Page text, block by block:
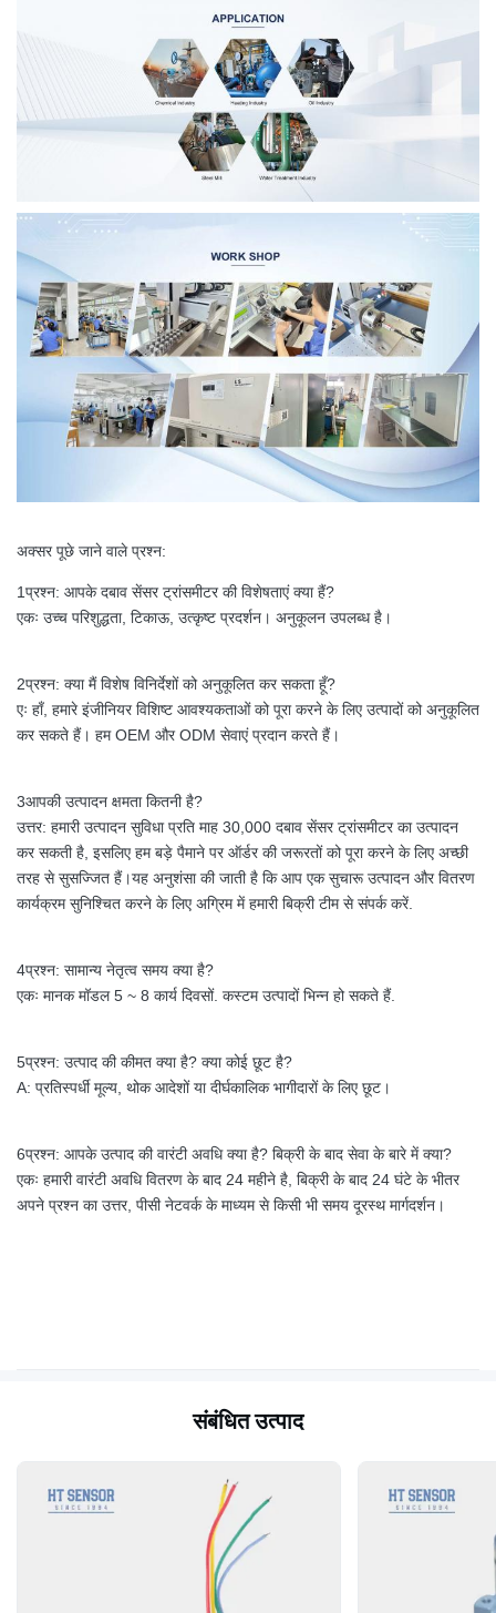
अक्सर पूछे जाने वाले प्रश्न:
1प्रश्न: आपके दबाव सेंसर ट्रांसमीटर की विशेषताएं क्या हैं?
एकः उच्च परिशुद्धता, टिकाऊ, उत्कृष्ट प्रदर्शन। अनुकूलन उपलब्ध है।
2प्रश्न: क्या मैं विशेष विनिर्देशों को अनुकूलित कर सकता हूँ?
एः हाँ, हमारे इंजीनियर विशिष्ट आवश्यकताओं को पूरा करने के लिए उत्पादों को अनुकूलित
कर सकते हैं। हम OEM और ODM सेवाएं प्रदान करते हैं।
3आपकी उत्पादन क्षमता कितनी है?
उत्तर: हमारी उत्पादन सुविधा प्रति माह 30,000 दबाव सेंसर ट्रांसमीटर का उत्पादन
कर सकती है, इसलिए हम बड़े पैमाने पर ऑर्डर की जरूरतों को पूरा करने के लिए अच्छी
तरह से सुसज्जित हैं।यह अनुशंसा की जाती है कि आप एक सुचारू उत्पादन और वितरण
कार्यक्रम सुनिश्चित करने के लिए अग्रिम में हमारी बिक्री टीम से संपर्क करें.
4प्रश्न: सामान्य नेतृत्व समय क्या है?
एकः मानक मॉडल 5 ~ 8 कार्य दिवसों. कस्टम उत्पादों भिन्न हो सकते हैं.
5प्रश्न: उत्पाद की कीमत क्या है? क्या कोई छूट है?
A: प्रतिस्पर्धी मूल्य, थोक आदेशों या दीर्घकालिक भागीदारों के लिए छूट।
6प्रश्न: आपके उत्पाद की वारंटी अवधि क्या है? बिक्री के बाद सेवा के बारे में क्या?
एकः हमारी वारंटी अवधि वितरण के बाद 24 महीने है, बिक्री के बाद 24 घंटे के भीतर
अपने प्रश्न का उत्तर, पीसी नेटवर्क के माध्यम से किसी भी समय दूरस्थ मार्गदर्शन।
संबंधित उत्पाद